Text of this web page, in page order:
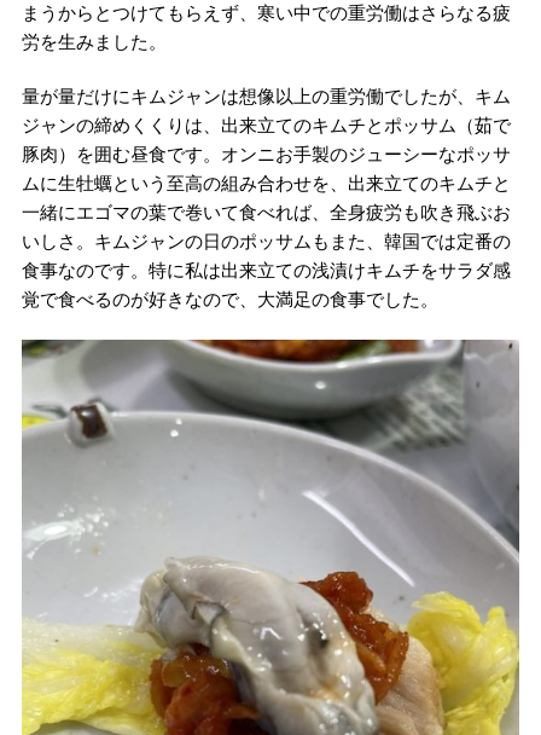
まうからとつけてもらえず、寒い中での重労働はさらなる疲
労を生みました。
量が量だけにキムジャンは想像以上の重労働でしたが、キム
ジャンの締めくくりは、出来立てのキムチとポッサム（茹で
豚肉）を囲む昼食です。オンニお手製のジューシーなポッサ
ムに生牡蠣という至高の組み合わせを、出来立てのキムチと
一緒にエゴマの葉で巻いて食べれば、全身疲労も吹き飛ぶお
いしさ。キムジャンの日のポッサムもまた、韓国では定番の
食事なのです。特に私は出来立ての浅漬けキムチをサラダ感
覚で食べるのが好きなので、大満足の食事でした。